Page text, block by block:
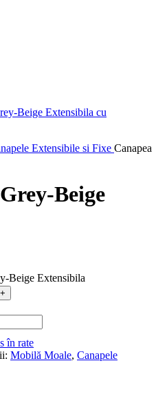
Extensibile si Fixe Canapea
Beige
Beige Extensibila
în rate
Mobilă Moale, Canapele